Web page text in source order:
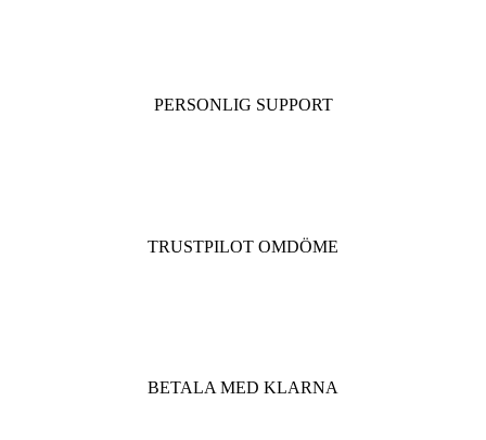
PERSONLIG SUPPORT
TRUSTPILOT OMDÖME
BETALA MED KLARNA